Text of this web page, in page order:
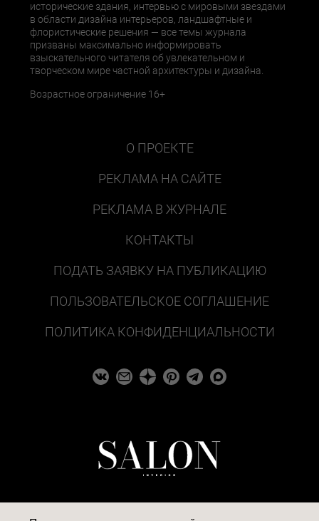
исторические здания, интервью с мировыми звездами
в области дизайна интерьеров, ландшафтные и
флористические решения — все темы журнала
призваны максимально информировать
взыскательного читателя об увлекательном и
творческом мире частной архитектуры и дизайна.
Возрастное ограничение 16+
О ПРОЕКТЕ
РЕКЛАМА НА САЙТЕ
РЕКЛАМА В ЖУРНАЛЕ
КОНТАКТЫ
ПОДАТЬ ЗАЯВКУ НА ПУБЛИКАЦИЮ
ПОЛЬЗОВАТЕЛЬСКОЕ СОГЛАШЕНИЕ
ПОЛИТИКА КОНФИДЕНЦИАЛЬНОСТИ